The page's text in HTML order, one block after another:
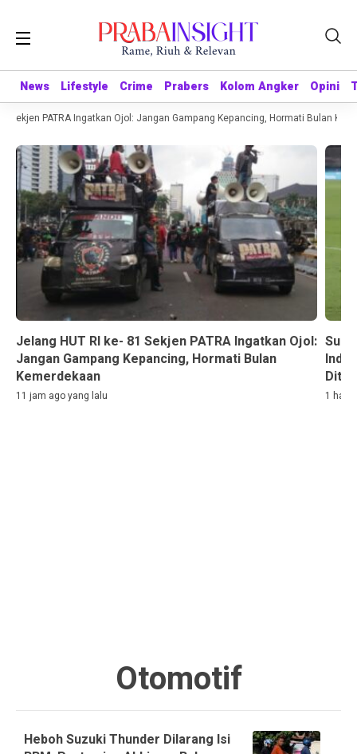
News Lifestyle Crime Prabers Kolom Angker Opini
News Lifestyle Crime Prabers Kolom Angker Opini
PATRA Ingatkan Ojol: Jangan Gampang Kepancing, Hormati Bulan
Jelang HUT RI ke- 81 Sekjen PATRA Ingatkan Ojol:
Jangan Gampang Kepancing, Hormati Bulan
Kemerdekaan
11 jam ago yang lalu 1 hari
Otomotif
Heboh Suzuki Thunder Dilarang Isi